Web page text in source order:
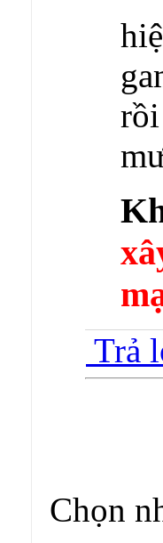
Trả
Chọn